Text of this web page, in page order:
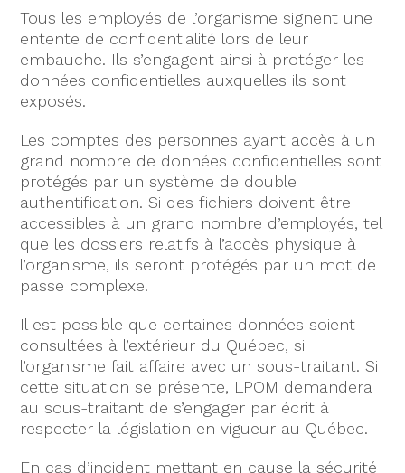
Tous les employés de l’organisme signent une
entente de confidentialité lors de leur
embauche. Ils s’engagent ainsi à protéger les
données confidentielles auxquelles ils sont
exposés.
Les comptes des personnes ayant accès à un
grand nombre de données confidentielles sont
protégés par un système de double
authentification. Si des fichiers doivent être
accessibles à un grand nombre d’employés, tel
que les dossiers relatifs à l’accès physique à
l’organisme, ils seront protégés par un mot de
passe complexe.
Il est possible que certaines données soient
consultées à l’extérieur du Québec, si
l’organisme fait affaire avec un sous-traitant. Si
cette situation se présente, LPOM demandera
au sous-traitant de s’engager par écrit à
respecter la législation en vigueur au Québec.
En cas d’incident mettant en cause la sécurité